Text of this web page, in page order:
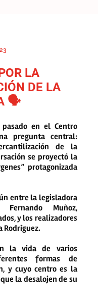
LA
DE LA
🗣️
en el Centro
pregunta central:
de la
se proyectó la
protagonizada
entre la legisladora
Fernando Muñoz,
y los realizadores
Rodríguez.
la vida de varios
formas de
y cuyo centro es la
la desalojen de su